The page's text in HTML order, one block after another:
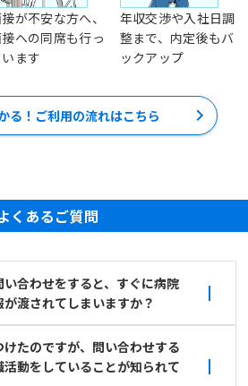
が不安な方へ、
への同席も行っ
ます
年収交渉や入社日調
整まで、内定後もバ
ックアップ
る！ご利用の流れはこちら
くあるご質問
い合わせをすると、すぐに病院
渡されてしまいますか？
たのですが、問い合わせする
活動をしていることが知られて